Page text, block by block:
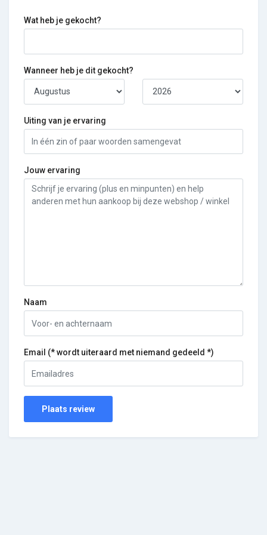
Wat heb je gekocht?
Wanneer heb je dit gekocht?
Uiting van je ervaring
Jouw ervaring
Naam
Email (* wordt uiteraard met niemand gedeeld *)
Plaats review